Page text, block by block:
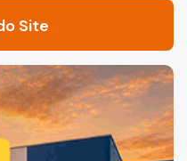
Site
e uma gata rajada,